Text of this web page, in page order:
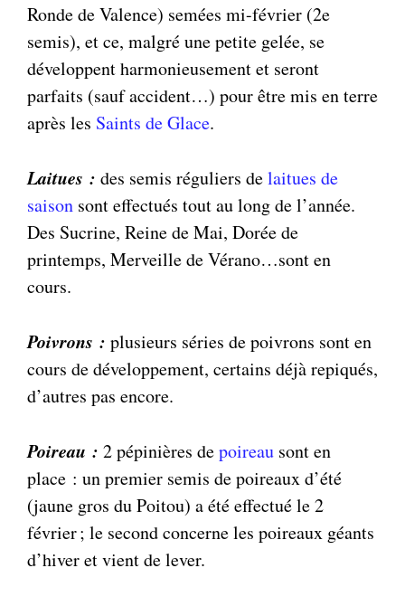
Ronde de Valence) semées mi-février (2e
semis), et ce, malgré une petite gelée, se
développent harmonieusement et seront
parfaits (sauf accident…) pour être mis en terre
après les Saints de Glace.
Laitues : des semis réguliers delaitues de
saison sont effectués tout au long de l’année.
Des Sucrine, Reine de Mai, Dorée de
printemps, Merveille de Vérano…sont en
cours.
Poivrons : plusieurs séries de poivrons sont en
cours de développement, certains déjà repiqués,
d’autres pas encore.
Poireau : 2 pépinières depoireau sont en
place : un premier semis de poireaux d’été
(jaune gros du Poitou) a été effectué le 2
février ; le second concerne les poireaux géants
d’hiver et vient de lever.